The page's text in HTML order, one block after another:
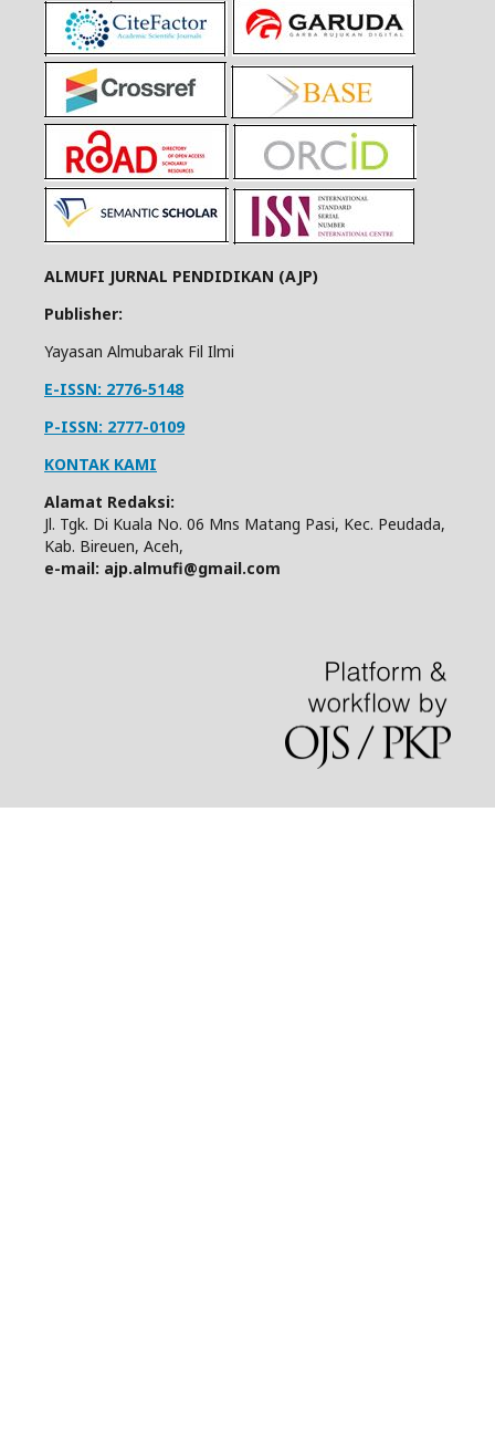
ALMUFI JURNAL PENDIDIKAN (AJP)
Publisher:
Yayasan Almubarak Fil Ilmi
E-ISSN: 2776-5148
P-ISSN: 2777-0109
KONTAK KAMI
Alamat Redaksi:
Jl. Tgk. Di Kuala No. 06 Mns Matang Pasi, Kec. Peudada,
Kab. Bireuen, Aceh,
e-mail: ajp.almufi@gmail.com